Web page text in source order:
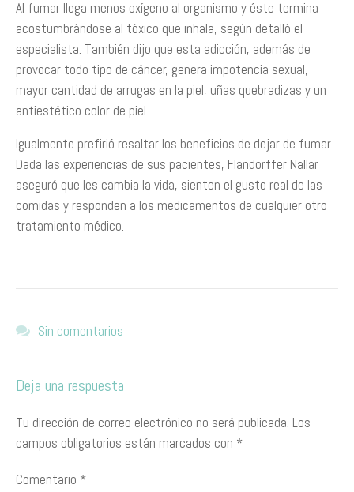
Al fumar llega menos oxígeno al organismo y éste termina
acostumbrándose al tóxico que inhala, según detalló el
especialista. También dijo que esta adicción, además de
provocar todo tipo de cáncer, genera impotencia sexual,
mayor cantidad de arrugas en la piel, uñas quebradizas y un
antiestético color de piel.
Igualmente prefirió resaltar los beneficios de dejar de fumar.
Dada las experiencias de sus pacientes, Flandorffer Nallar
aseguró que les cambia la vida, sienten el gusto real de las
comidas y responden a los medicamentos de cualquier otro
tratamiento médico.
Sin comentarios
Deja una respuesta
Tu dirección de correo electrónico no será publicada. Los
campos obligatorios están marcados con *
Comentario *